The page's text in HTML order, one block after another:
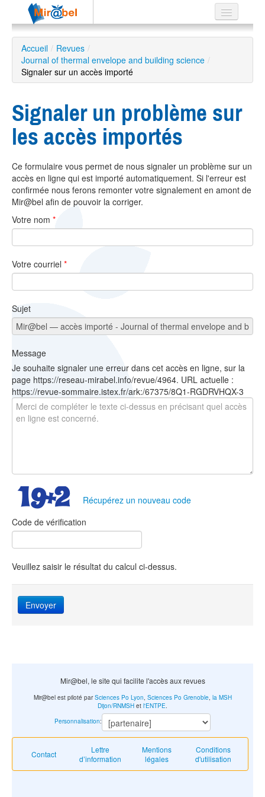
Le réseau
Soutien
Listes
Recherche
EN
ES
Accueil / Revues /
Journal of thermal envelope and building science /
Signaler sur un accès importé
Signaler un problème sur
les accès importés
Ce formulaire vous permet de nous signaler un problème sur un
accès en ligne qui est importé automatiquement. Si l'erreur est
confirmée nous ferons remonter votre signalement en amont de
Mir@bel afin de pouvoir la corriger.
Votre nom *
Votre courriel *
Sujet
Message
Je souhaite signaler une erreur dans cet accès en ligne, sur la
page https://reseau-mirabel.info/revue/4964. URL actuelle :
https://revue-sommaire.istex.fr/ark:/67375/8Q1-RGDRVHQX-3
Récupérez un nouveau code
Code de vérification
Veuillez saisir le résultat du calcul ci-dessus.
Envoyer
Mir@bel, le site qui facilite l'accès aux revues
Contact
Lettre
d’information
Mentions
légales
Conditions
d'utilisation
Mir@bel est piloté parSciences Po Lyon Sciences Po Grenoble, la MSH
Dijon/RNMSH et l'ENTPE
Personnalisation: